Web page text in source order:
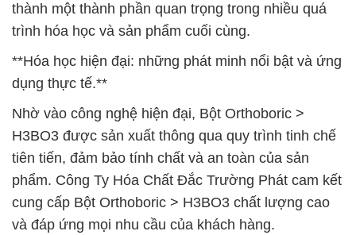
thành một thành phần quan trọng trong nhiều quá
trình hóa học và sản phẩm cuối cùng.
**Hóa học hiện đại: những phát minh nổi bật và ứng
dụng thực tế.**
Nhờ vào công nghệ hiện đại, Bột Orthoboric >
H3BO3 được sản xuất thông qua quy trình tinh chế
tiên tiến, đảm bảo tính chất và an toàn của sản
phẩm. Công Ty Hóa Chất Đắc Trường Phát cam kết
cung cấp Bột Orthoboric > H3BO3 chất lượng cao
và đáp ứng mọi nhu cầu của khách hàng.